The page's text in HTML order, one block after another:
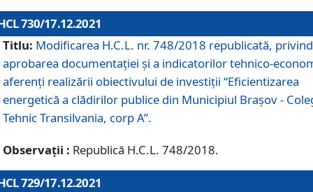
730/17.12.2021
Titlu: Modificarea H.C.L. nr. 748/2018 republicată, privind
aprobarea documentației și a indicatorilor tehnico-
aferenți realizării obiectivului de investiții “Eficientizarea
energetică a clădirilor publice din Municipiul Brașov -
Tehnic Transilvania, corp A”.
Observații : Republică H.C.L. 748/2018.
729/17.12.2021